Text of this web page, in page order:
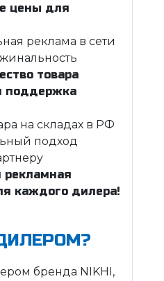
цены для
реклама в сети
товара
поддержка
на складах в РФ
подход
рекламная
каждого дилера!
бренда NIKHI,